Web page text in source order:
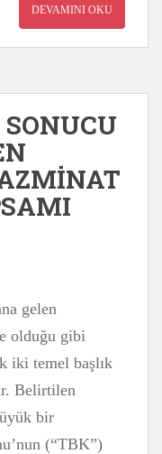
DEVAMINI OKU
gelen
olduğu gibi
iki temel başlık
Belirtilen
bir
(“TBK”)